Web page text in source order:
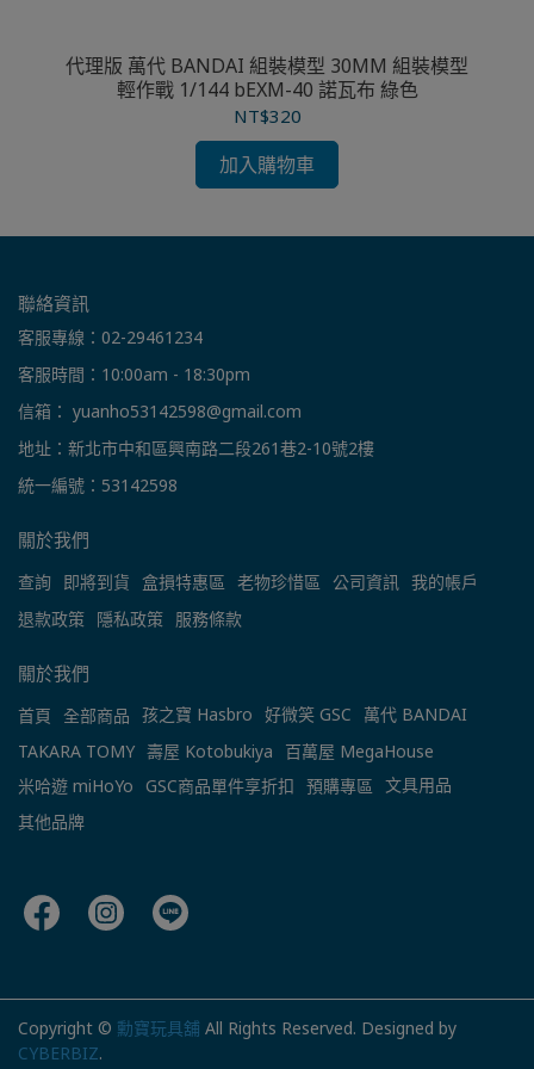
代理版 萬代 BANDAI 組裝模型 30MM 組裝模型
輕作戰 1/144 bEXM-40 諾瓦布 綠色
NT$320
加入購物車
聯絡資訊
客服專線：02-29461234
客服時間：10:00am - 18:30pm
信箱： yuanho53142598@gmail.com
地址：新北市中和區興南路二段261巷2-10號2樓
統一編號：53142598
關於我們
查詢 即將到貨 盒損特惠區 老物珍惜區 公司資訊 我的帳戶
退款政策 隱私政策 服務條款
關於我們
首頁 全部商品 孩之寶 Hasbro 好微笑 GSC
萬代 BANDAI
TAKARA TOMY 壽屋 Kotobukiya
百萬屋 MegaHouse
米哈遊 miHoYo GSC商品單件享折扣 預購專區 文具用品
其他品牌
Copyright © 勳寶玩具舖 All Rights Reserved. Designed by
CYBERBIZ.